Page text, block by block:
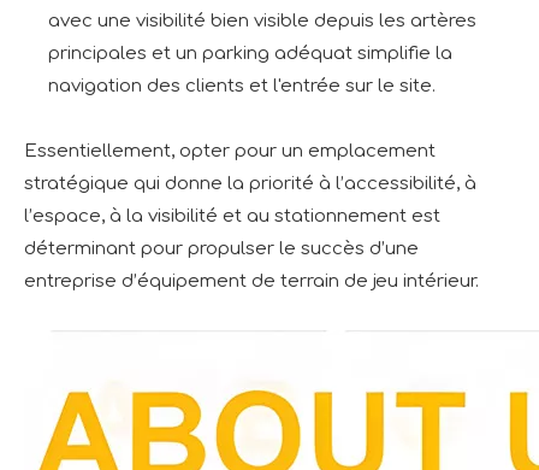
avec une visibilité bien visible depuis les artères
principales et un parking adéquat simplifie la
navigation des clients et l'entrée sur le site.
Essentiellement, opter pour un emplacement
stratégique qui donne la priorité à l’accessibilité, à
l’espace, à la visibilité et au stationnement est
déterminant pour propulser le succès d’une
entreprise d’équipement de terrain de jeu intérieur.